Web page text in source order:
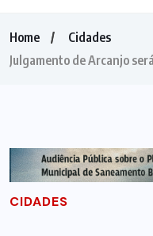
Home
Cidades
Julgamento de Arcanjo
CIDADES